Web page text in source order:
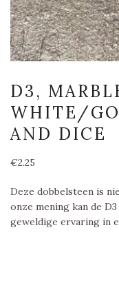
D3,
WHITE/
AND DICE
€2.25
Deze dobbelsteen is
onze mening kan de
geweldige ervaring in